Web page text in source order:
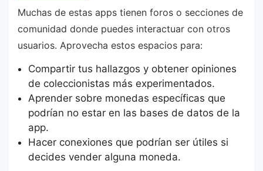
Muchas de estas apps tienen foros o secciones de
comunidad donde puedes interactuar con otros
usuarios. Aprovecha estos espacios para:
Compartir tus hallazgos y obtener opiniones
de coleccionistas más experimentados.
Aprender sobre monedas específicas que
podrían no estar en las bases de datos de la
app.
Hacer conexiones que podrían ser útiles si
decides vender alguna moneda.